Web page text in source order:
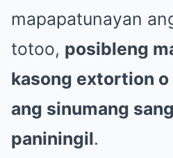
mapapatunayan
totoo, posibleng
kasong extortion
ang sinumang
paniningil.